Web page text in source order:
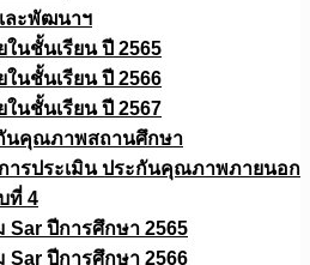
ละพัฒนาฯ
ในชั้นเรียน ปี 2565
ในชั้นเรียน ปี 2566
ในชั้นเรียน ปี 2567
นคุณภาพสถานศึกษา
ารประเมิน ประกันคุณภาพภายนอก
ที่ 4
Sar ปีการศึกษา 2565
Sar ปีการศึกษา 2566